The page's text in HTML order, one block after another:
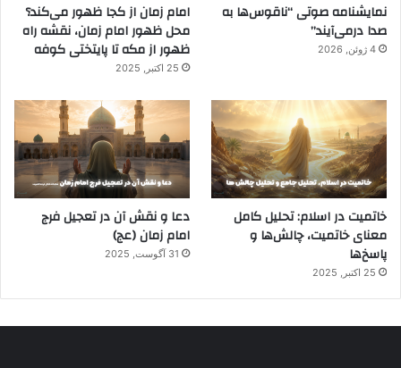
نمایشنامه صوتی “ناقوس‌ها به
صدا در‌می‌آیند”
4 ژوئن, 2026
امام زمان از کجا ظهور می‌کند؟
محل ظهور امام زمان، نقشه راه
ظهور از مکه تا پایتختی کوفه
25 اکتبر, 2025
خاتمیت در اسلام: تحلیل کامل
معنای خاتمیت، چالش‌ها و
پاسخ‌ها
25 اکتبر, 2025
دعا و نقش آن در تعجیل فرج
امام زمان (عج)
31 آگوست, 2025